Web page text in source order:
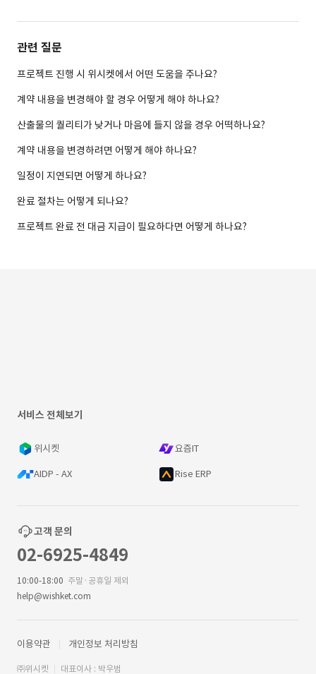
관련 질문
프로젝트 진행 시 위시켓에서 어떤 도움을 주나요?
계약 내용을 변경해야 할 경우 어떻게 해야 하나요?
산출물의 퀄리티가 낮거나 마음에 들지 않을 경우 어떡하나요?
계약 내용을 변경하려면 어떻게 해야 하나요?
일정이 지연되면 어떻게 하나요?
완료 절차는 어떻게 되나요?
프로젝트 완료 전 대금 지급이 필요하다면 어떻게 하나요?
서비스 전체보기
위시켓 요즘IT
AIDP - AX Rise ERP
고객 문의
02-6925-4849
10:00-18:00 주말·공휴일 제외
help@wishket.com
이용약관 개인정보 처리방침
㈜위시켓 대표이사 : 박우범